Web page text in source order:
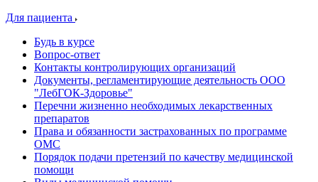
Для пациента
Будь в курсе
Вопрос-ответ
Контакты контролирующих организаций
Документы, регламентирующие деятельность ООО
"ЛебГОК-Здоровье"
Перечни жизненно необходимых лекарственных
препаратов
Права и обязанности застрахованных по программе
ОМС
Порядок подачи претензий по качеству медицинской
помощи